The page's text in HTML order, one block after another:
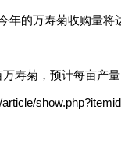
年的万寿菊收购量
寿菊，预计每亩产